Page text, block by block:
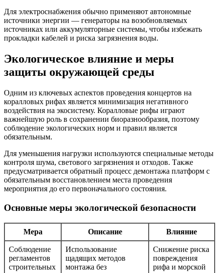
Для электроснабжения обычно применяют автономные
источники энергии — генераторы на возобновляемых
источниках или аккумуляторные системы, чтобы избежать
прокладки кабелей и риска загрязнения воды.
Экологическое влияние и меры
защиты окружающей среды
Одним из ключевых аспектов проведения концертов на
коралловых рифах является минимизация негативного
воздействия на экосистему. Коралловые рифы играют
важнейшую роль в сохранении биоразнообразия, поэтому
соблюдение экологических норм и правил является
обязательным.
Для уменьшения нагрузки используются специальные методы
контроля шума, светового загрязнения и отходов. Также
предусматривается обратный процесс демонтажа платформ с
обязательным восстановлением места проведения
мероприятия до его первоначального состояния.
Основные меры экологической безопасности
Мера Описание Влияние
Соблюдение
регламентов
строительных
Использование
щадящих методов
монтажа без
Снижение риска
повреждения
рифа и морской